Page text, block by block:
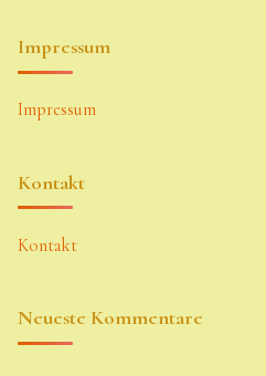
Impressum
Impressum
Kontakt
Kontakt
Neueste Kommentare